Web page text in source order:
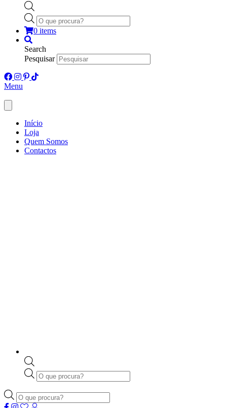
Products
search
0 items
Search
Pesquisar
Menu
Início
Loja
Quem Somos
Contactos
Products
search
Products
search